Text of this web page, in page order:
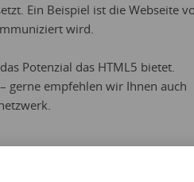
Ein Beispiel ist die Webseite
wird.
Potenzial das HTML5 bietet.
gerne empfehlen wir Ihnen auch